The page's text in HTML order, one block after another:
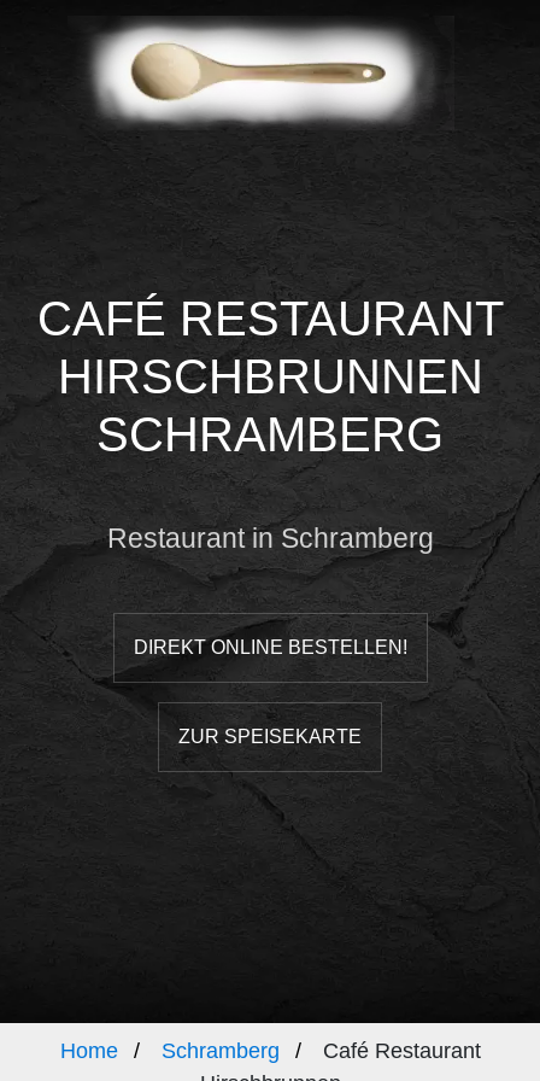
CAFÉ RESTAURANT
HIRSCHBRUNNEN
SCHRAMBERG
Restaurant in Schramberg
DIREKT ONLINE BESTELLEN!
ZUR SPEISEKARTE
Home Schramberg
Café Restaurant